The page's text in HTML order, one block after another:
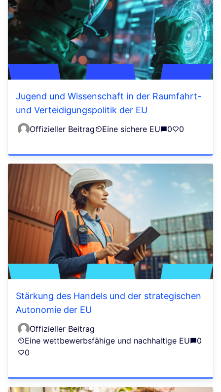
Jugend und Wissenschaft in der Raumfahrt-
und Verteidigungspolitik der EU
Offizieller Beitrag Eine sichere EU 0 0
Stärkung des Handels und der strategischen
Autonomie der EU
Offizieller Beitrag
Eine wettbewerbsfähige und nachhaltige EU
0
0